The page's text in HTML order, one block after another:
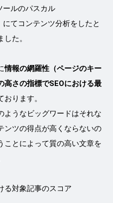
ールのパスカル
にてコンテンツ分析をしたと
た。
情報の網羅性（ページのキー
高さの指標でSEOにおける最
ります。
ようなビッグワードはそれな
ンツの得点が高くならないの
ことによって質の高い文章を
る対象記事のスコア